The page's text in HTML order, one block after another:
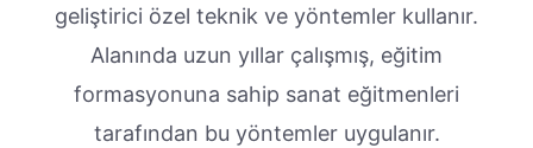
geliştirici özel teknik ve yöntemler kullanır.
Alanında uzun yıllar çalışmış, eğitim
formasyonuna sahip sanat eğitmenleri
tarafından bu yöntemler uygulanır.